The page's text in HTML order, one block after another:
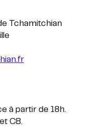
Tchamitchian
à partir de 18h.
CB.